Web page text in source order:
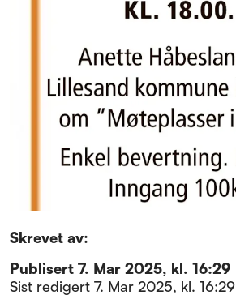
Skrevet av:
Publisert 7. Mar 2025, kl. 16:29
Sist redigert 7. Mar 2025, kl. 16:29